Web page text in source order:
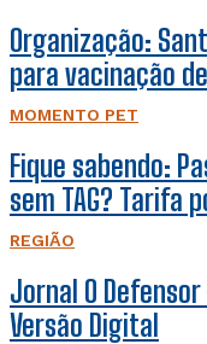
Organização:
para vacinação
MOMENTO PET
Fique sabendo:
sem TAG? Tarifa
REGIÃO
Jornal O
Versão Digital